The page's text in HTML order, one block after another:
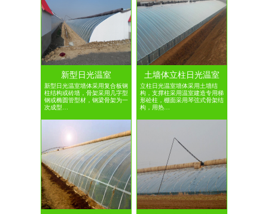
新型日光温室
新型日光温室墙体采用复合板钢
柱结构或砖墙，骨架采用几字型
钢或椭圆管型材，钢梁骨架为一
次成型…
土墙体立柱日光温室
立柱日光温室墙体采用土墙结
构，支撑柱采用温室建造专用梯
形砼柱，棚面采用琴弦式骨架结
构，用热…